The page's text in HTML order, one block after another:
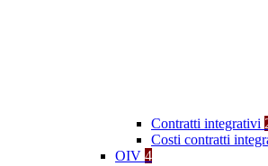
Contratti integrativi
Costi contratti
OIV 4